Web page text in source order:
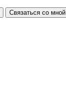
Связаться со мной